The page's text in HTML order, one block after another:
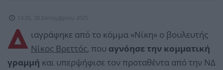
13:25, 28 Σεπτεμβρίου 2025
Δ ιαγράφηκε από το κόμμα «Νίκη» ο βουλευτής
Νίκος Βρεττός, που αγνόησε την κομματική
γραμμή και υπερψήφισε τον προταθέντα από την ΝΔ